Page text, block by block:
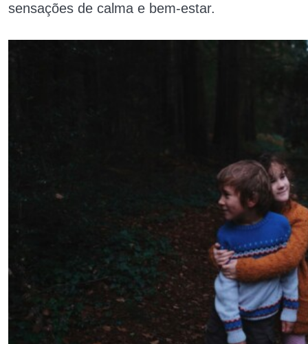
sensações de calma e bem-estar.